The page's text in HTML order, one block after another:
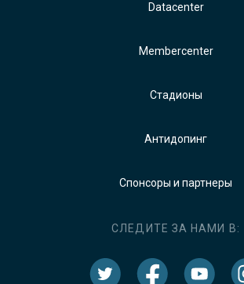
Datacenter
Membercenter
Стадионы
Антидопинг
Спонсоры и партнеры
СЛЕДИТЕ ЗА НАМИ В: